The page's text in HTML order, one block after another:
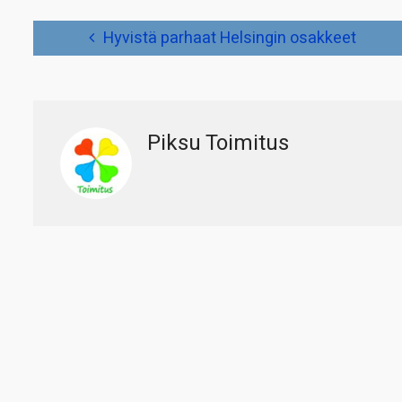
Hyvistä parhaat Helsingin osakkeet
Piksu Toimitus